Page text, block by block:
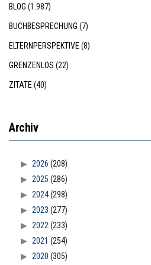
BLOG (1.987)
BUCHBESPRECHUNG (7)
ELTERNPERSPEKTIVE (8)
GRENZENLOS (22)
ZITATE (40)
Archiv
2026 (208)
2025 (286)
2024(298)
2023 (277)
2022 (233)
2021 (254)
2020 (305)